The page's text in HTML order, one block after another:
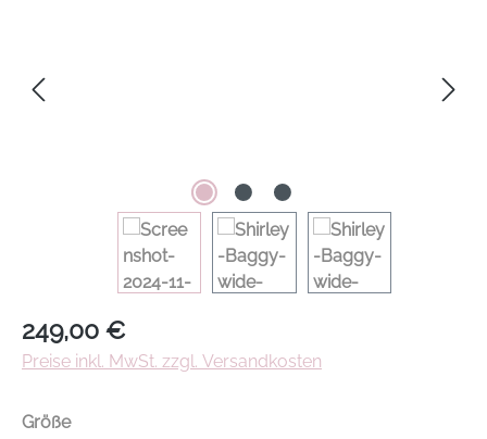
Regulärer Preis:
249,00 €
Preise inkl. MwSt. zzgl. Versandkosten
Größeauswählen